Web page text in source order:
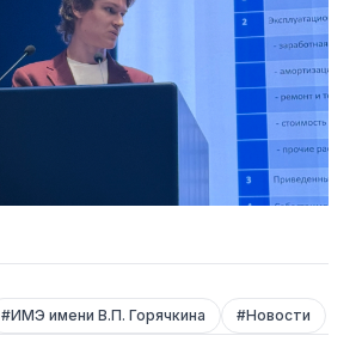
#ИМЭ имени В.П. Горячкина #Новости